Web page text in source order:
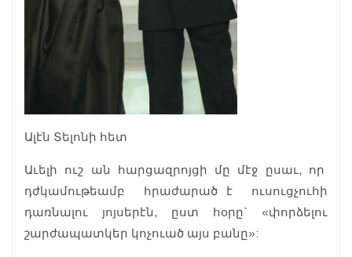
Ալէն Տելոնի հետ
Աւելի ուշ ան հարցազրոյցի մը մէջ ըսաւ, որ
դժկամութեամբ հրաժարած է ուսուցչուհի
դառնալու յոյսերէն, ըստ հօրը` «փորձելու
շարժապատկեր կոչուած այս բանը»: